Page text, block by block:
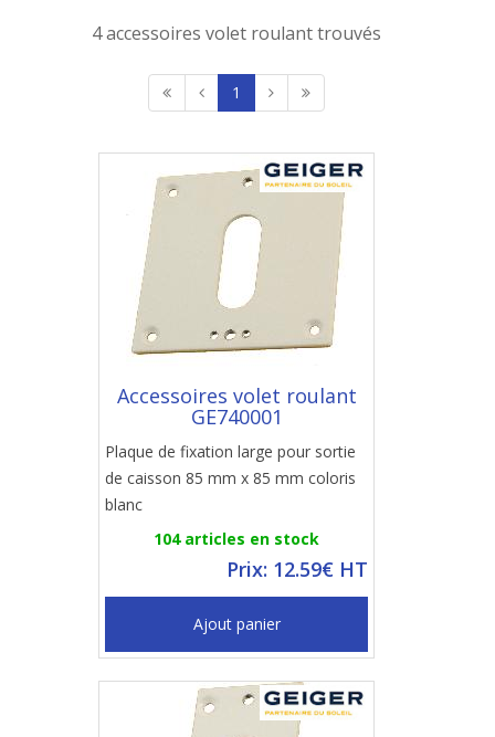
4 accessoires volet roulant trouvés
1
Accessoires volet roulant
GE740001
Plaque de fixation large pour sortie
de caisson 85 mm x 85 mm coloris
blanc
104 articles en stock
Prix: 12.59€ HT
Ajout panier